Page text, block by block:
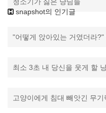
snapshot의 인기글
"어떻게 앉아있는 거였더라
최소 3초 내 당신을 웃게 할
고양이에게 침대 빼앗긴 무